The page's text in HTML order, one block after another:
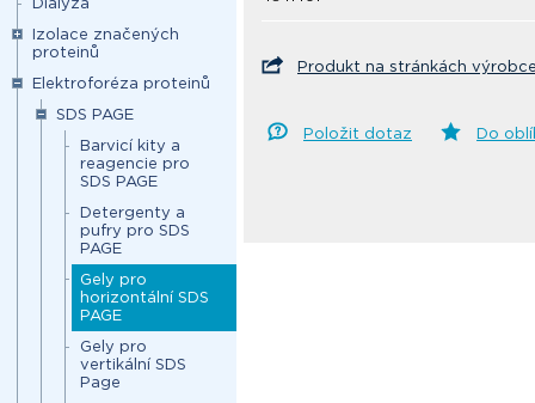
Izolace značených
proteinů
Elektroforéza proteinů
SDS PAGE
Barvicí kity a
reagencie pro
SDS PAGE
Detergenty a
pufry pro SDS
PAGE
Gely pro
horizontální SDS
PAGE
Gely pro
vertikální SDS
Page
Produkt na stránkách
Položit dotaz Do